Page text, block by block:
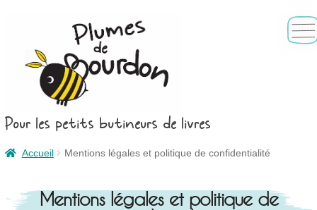
navigation
Pour les petits butineurs de livres
Accueil
Il était une fois
menu
Nos livres
Accueil Mentions légales et politique de confidentialité
Mentions légales et politique de